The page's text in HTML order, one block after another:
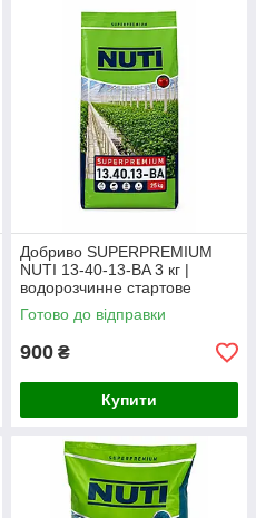
Добриво SUPERPREMIUM
NUTI 13-40-13-BA 3 кг |
водорозчинне стартове
добриво (фасоване з мішка)
Готово до відправки
900 ₴
Купити